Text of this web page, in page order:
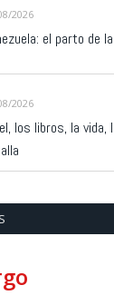
2026
el parto de
2026
los libros, la vida,